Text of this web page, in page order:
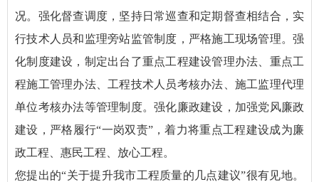
况。强化督查调度，坚持日常巡查和定期督查相结合，实
行技术人员和监理旁站监管制度，严格施工现场管理。强
化制度建设，制定出台了重点工程建设管理办法、重点工
程施工管理办法、工程技术人员考核办法、施工监理代理
单位考核办法等管理制度。强化廉政建设，加强党风廉政
建设，严格履行“一岗双责”，着力将重点工程建设成为廉
政工程、惠民工程、放心工程。
您提出的“关于提升我市工程质量的几点建议”很有见地。